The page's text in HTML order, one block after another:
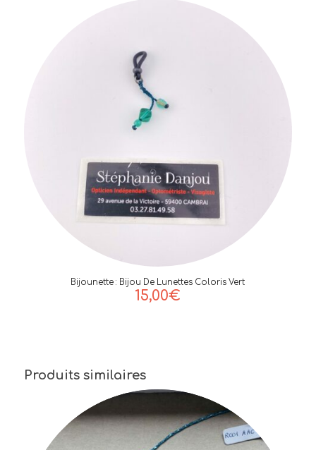
Bijounette : Bijou De Lunettes Coloris Vert
15,00€
Produits similaires